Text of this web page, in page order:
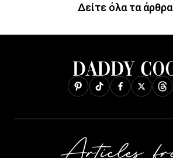
Δείτε όλα τα άρθρα